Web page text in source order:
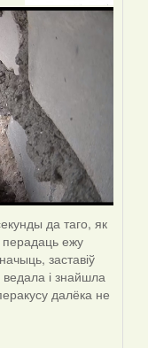
да таго, як
ежу
заставіў
ведала і знайшла
далёка не